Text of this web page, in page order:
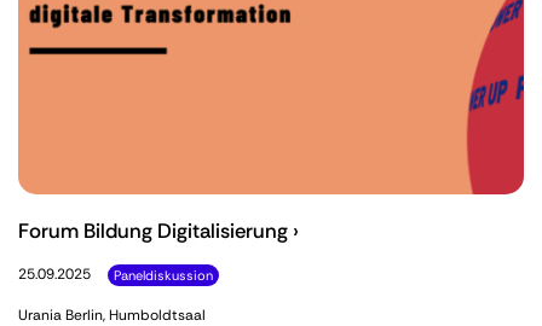
Forum Bildung Digitalisierung ›
25.09.2025 Paneldiskussion
Urania Berlin, Humboldtsaal